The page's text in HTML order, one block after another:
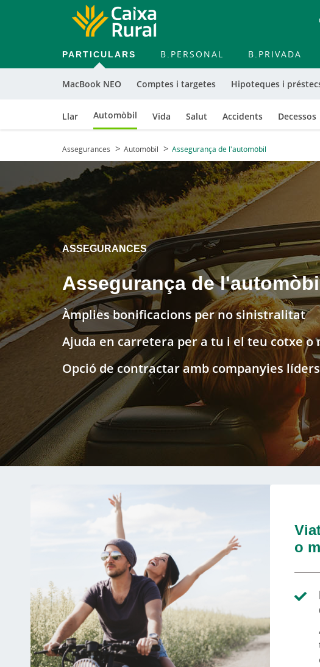
PARTICULARS
MacBook NEO Comptes i targetes Hipoteques i
Llar Automòbil Vida Salut Accidents Decessos
B.PERSONAL B.PRIVADA
Assegurances Automòbil Assegurança de l'automòbil
ASSEGURANCES
Assegurança de
Àmplies bonificacions per no sinistralitat
Ajuda en carretera per a tu i el teu cotxe o
Opció de contractar amb companyies líders
o